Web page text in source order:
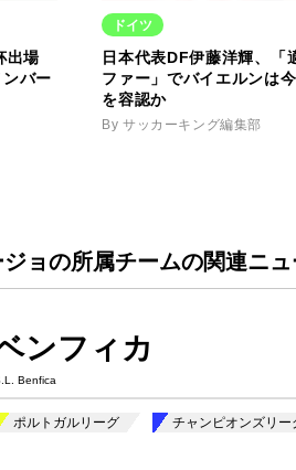
出場
バー
ドイツ
日本代表DF伊藤洋輝、「
ファー」でバイエルンは
を容認か
By サッカーキング編集部
ョの所属チームの関連ニュ
ンフィカ
Benfica
ポルトガルリーグ チャンピオンズリー